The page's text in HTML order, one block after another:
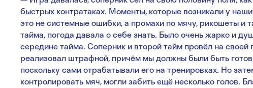
быстрых контратаках. Моменты, которые возникали у
это не системные ошибки, а промахи по мячу, рикошеты и
тайма, погода давала о себе знать. Было очень жарко и
середине тайма. Соперник и второй тайм провёл на своей
реализовал штрафной, причём мы должны были быть
поскольку сами отрабатывали его на тренировках. Но
контролировать мяч, могли забить ещё несколько голов.